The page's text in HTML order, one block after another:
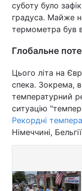
суботу було
градуса. Майже
термометра був
Глобальне
Цього літа на
спека. Зокрема, в
температурний
ситуацію
Рекордні
Німеччині,